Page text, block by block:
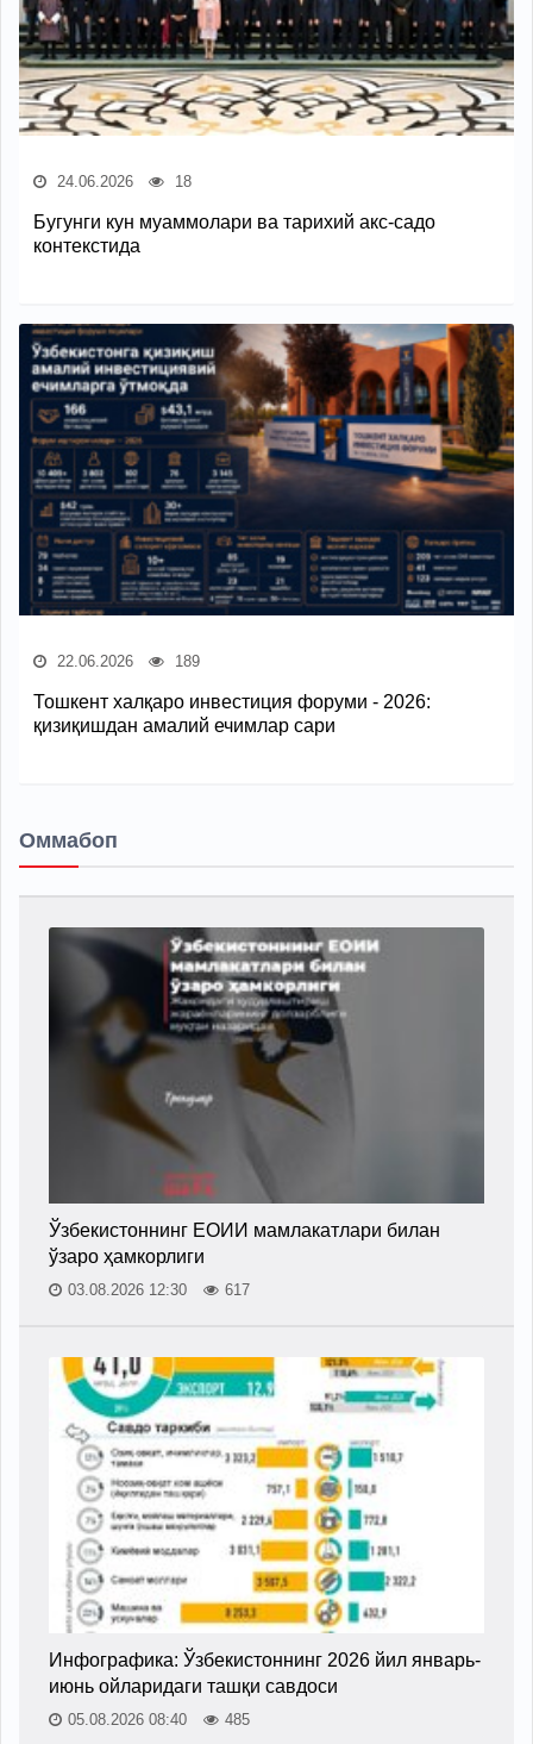
24.06.2026 18
Бугунги кун муаммолари ва тарихий акс-садо
контекстида
22.06.2026 189
Тошкент халқаро инвестиция форуми - 2026:
қизиқишдан амалий ечимлар сари
Оммабоп
Ўзбекистоннинг ЕОИИ мамлакатлари билан
ўзаро ҳамкорлиги
03.08.2026 12:30 617
Инфографика: Ўзбекистоннинг 2026 йил январь-
июнь ойларидаги ташқи савдоси
05.08.2026 08:40 485